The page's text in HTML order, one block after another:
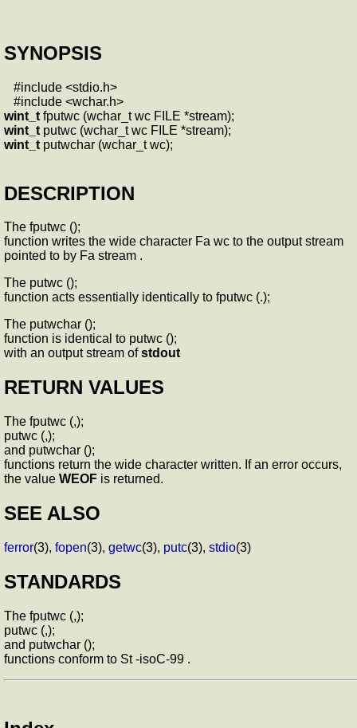
SYNOPSIS
#include <stdio.h>
#include <wchar.h>
wint_t fputwc (wchar_t wc FILE *stream);
wint_t putwc (wchar_t wc FILE *stream);
wint_t putwchar (wchar_t wc);
DESCRIPTION
The fputwc ();
function writes the wide character Fa wc to the output stream
pointed to by Fa stream .
The putwc ();
function acts essentially identically to fputwc (.);
The putwchar ();
function is identical to putwc ();
with an output stream ofstdout
RETURN VALUES
The fputwc (,);
putwc (,);
and putwchar ();
functions return the wide character written. If an error occurs,
the value WEOF is returned.
SEE ALSO
ferror(3), fopen(3), getwc(3), putc(3), stdio(3)
STANDARDS
The fputwc (,);
putwc (,);
and putwchar ();
functions conform to St -isoC-99 .